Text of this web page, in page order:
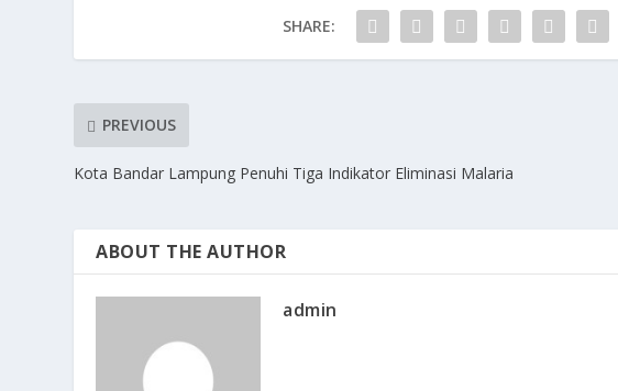
SHARE:
PREVIOUS
Kota Bandar Lampung Penuhi Tiga Indikator Eliminasi Malaria
ABOUT THE AUTHOR
admin